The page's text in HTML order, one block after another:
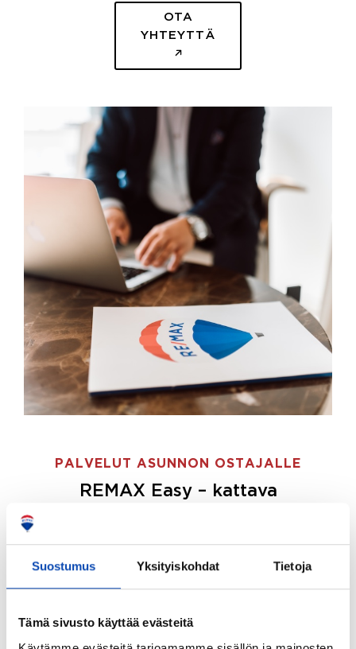
Suostumus Yksityiskohdat Tietoja
Tämä sivusto käyttää evästeitä
OTA
YHTEYTTÄ
PALVELUT ASUNNON OSTAJALLE
REMAX Easy – kattava
ostajille.
Tee ostotoimeksianto ja etsimme juuri